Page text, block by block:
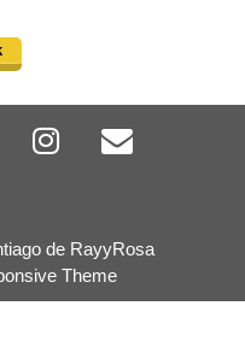
de RayyRosa
Theme